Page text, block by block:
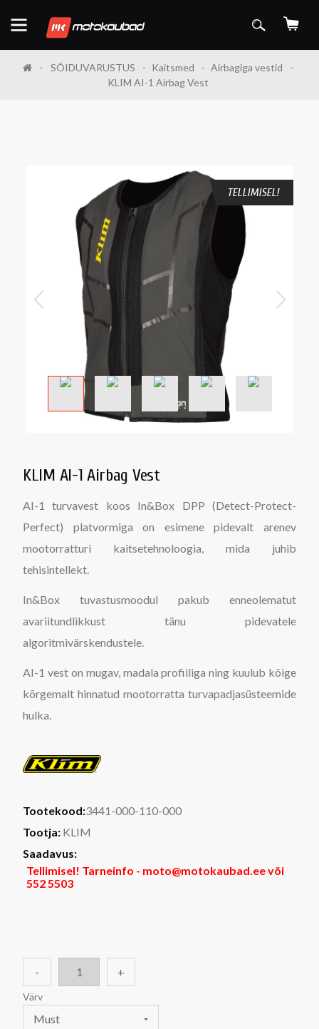
SÕIDUVARUSTUS Kaitsmed
Airbagiga vestid
KLIM AI-1 Airbag Vest
TELLIMISEL!
KLIM AI-1 Airbag Vest
AI-1 turvavest koos In&Box DPP (Detect-Protect-
Perfect) platvormiga on esimene pidevalt arenev
mootorratturi kaitsetehnoloogia, mida juhib
tehisintellekt.
In&Box tuvastusmoodul pakub enneolematut
avariitundlikkust tänu pidevatele
algoritmivärskendustele.
AI-1 vest on mugav, madala profiiliga ning kuulub kõige
kõrgemalt hinnatud mootorratta turvapadjasüsteemide
hulka.
Tootekood:3441-000-110-000
Tootja: KLIM
Saadavus:
Tellimisel! Tarneinfo - moto@motokaubad.ee või
552 5503
- +
Värv
Must